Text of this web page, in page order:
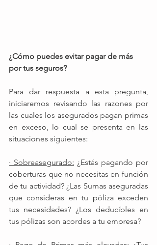
¿Cómo puedes evitar pagar de más
por tus seguros?
Para dar respuesta a esta pregunta,
iniciaremos revisando las razones por
las cuales los asegurados pagan primas
en exceso, lo cual se presenta en las
situaciones siguientes:
· Sobreasegurado: ¿Estás pagando por
coberturas que no necesitas en función
de tu actividad? ¿Las Sumas aseguradas
que consideras en tu póliza exceden
tus necesidades? ¿Los deducibles en
tus pólizas son acordes a tu empresa?